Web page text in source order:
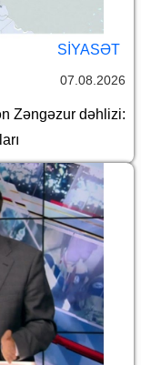
SİYASƏT
07.08.2026
Zəngəzur dəhlizi: